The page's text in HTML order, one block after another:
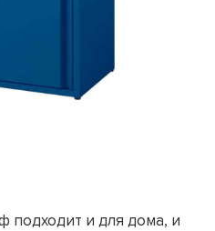
подходит и для дома, и